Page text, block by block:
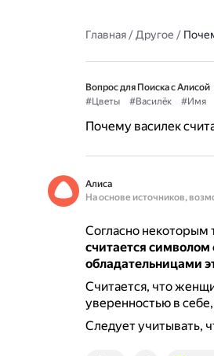
Главная/Другое /
Вопрос для Поиска с Алисой
#Цветы
#Василёк #Имя
Почему василек
Алиса
На основе источников,
Согласно некоторым
считается символом
обладательницами
Считается, что
уверенностью в
Следует учитывать,